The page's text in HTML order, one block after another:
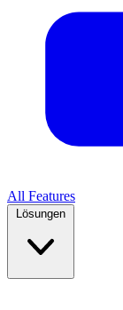
All Features